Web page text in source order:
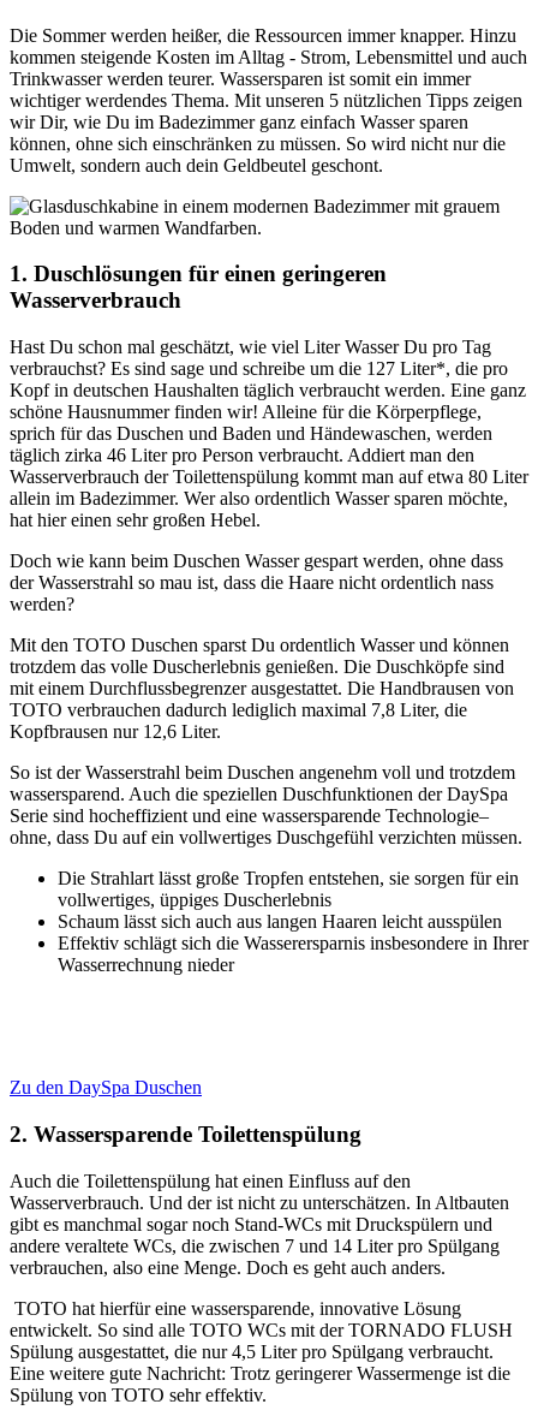
Die Sommer werden heißer, die Ressourcen immer knapper. Hinzu
kommen steigende Kosten im Alltag - Strom, Lebensmittel und auch
Trinkwasser werden teurer. Wassersparen ist somit ein immer
wichtiger werdendes Thema. Mit unseren 5 nützlichen Tipps zeigen
wir Dir, wie Du im Badezimmer ganz einfach Wasser sparen
können, ohne sich einschränken zu müssen. So wird nicht nur die
Umwelt, sondern auch dein Geldbeutel geschont.
1. Duschlösungen für einen geringeren
Wasserverbrauch
Hast Du schon mal geschätzt, wie viel Liter Wasser Du pro Tag
verbrauchst? Es sind sage und schreibe um die 127 Liter*, die pro
Kopf in deutschen Haushalten täglich verbraucht werden. Eine ganz
schöne Hausnummer finden wir! Alleine für die Körperpflege,
sprich für das Duschen und Baden und Händewaschen, werden
täglich zirka 46 Liter pro Person verbraucht. Addiert man den
Wasserverbrauch der Toilettenspülung kommt man auf etwa 80 Liter
allein im Badezimmer. Wer also ordentlich Wasser sparen möchte,
hat hier einen sehr großen Hebel.
Doch wie kann beim Duschen Wasser gespart werden, ohne dass
der Wasserstrahl so mau ist, dass die Haare nicht ordentlich nass
werden?
Mit den TOTO Duschen sparst Du ordentlich Wasser und können
trotzdem das volle Duscherlebnis genießen. Die Duschköpfe sind
mit einem Durchflussbegrenzer ausgestattet. Die Handbrausen von
TOTO verbrauchen dadurch lediglich maximal 7,8 Liter, die
Kopfbrausen nur 12,6 Liter.
So ist der Wasserstrahl beim Duschen angenehm voll und trotzdem
wassersparend. Auch die speziellen Duschfunktionen der DaySpa
Serie sind hocheffizient und eine wassersparende Technologie–
ohne, dass Du auf ein vollwertiges Duschgefühl verzichten müssen.
Die Strahlart lässt große Tropfen entstehen, sie sorgen für ein
vollwertiges, üppiges Duscherlebnis
Schaum lässt sich auch aus langen Haaren leicht ausspülen
Effektiv schlägt sich die Wasserersparnis insbesondere in Ihrer
Wasserrechnung nieder
Zu den DaySpa Duschen
2. Wassersparende Toilettenspülung
Auch die Toilettenspülung hat einen Einfluss auf den
Wasserverbrauch. Und der ist nicht zu unterschätzen. In Altbauten
gibt es manchmal sogar noch Stand-WCs mit Druckspülern und
andere veraltete WCs, die zwischen 7 und 14 Liter pro Spülgang
verbrauchen, also eine Menge. Doch es geht auch anders.
TOTO hat hierfür eine wassersparende, innovative Lösung
entwickelt. So sind alle TOTO WCs mit der TORNADO FLUSH
Spülung ausgestattet, die nur 4,5 Liter pro Spülgang verbraucht.
Eine weitere gute Nachricht: Trotz geringerer Wassermenge ist die
Spülung von TOTO sehr effektiv.